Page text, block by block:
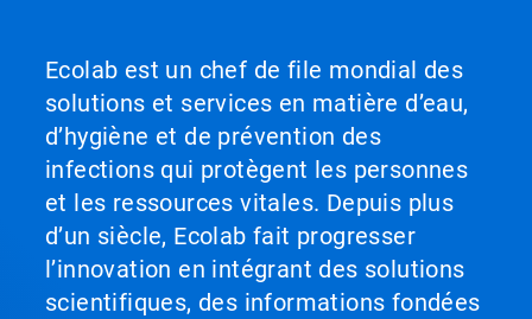
Ecolab est un chef de file mondial des
solutions et services en matière d’eau,
d’hygiène et de prévention des
infections qui protègent les personnes
et les ressources vitales. Depuis plus
d’un siècle, Ecolab fait progresser
l’innovation en intégrant des solutions
scientifiques, des informations fondées